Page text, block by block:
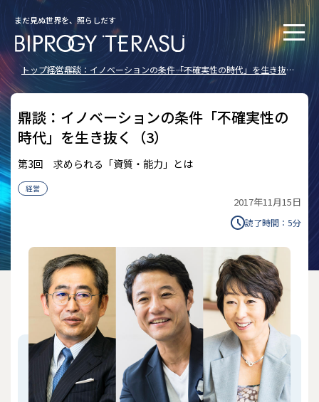
まだ見ぬ世界を、照らしだす
トップ経営鼎談：イノベーションの条件――「不確実性の時代」を生き抜く
（3）
鼎談：イノベーションの条件――「不確実性の
時代」を生き抜く（3）
第3回 求められる「資質・能力」とは
経営
2017年11月15日
読了時間： 5分